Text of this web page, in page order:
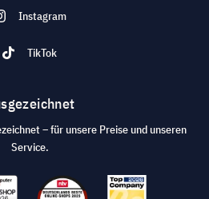
Instagram
TikTok
– für unsere Preise und unseren
Service.